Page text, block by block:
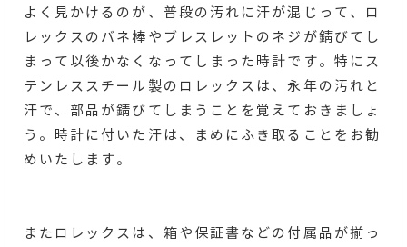
よく見かけるのが、普段の汚れに汗が混じって、ロ
レックスのバネ棒やブレスレットのネジが錆びてし
まって以後かなくなってしまった時計です。特にス
テンレススチール製のロレックスは、永年の汚れと
汗で、部品が錆びてしまうことを覚えておきましょ
う。時計に付いた汗は、まめにふき取ることをお勧
めいたします。
またロレックスは、箱や保証書などの付属品が揃っ